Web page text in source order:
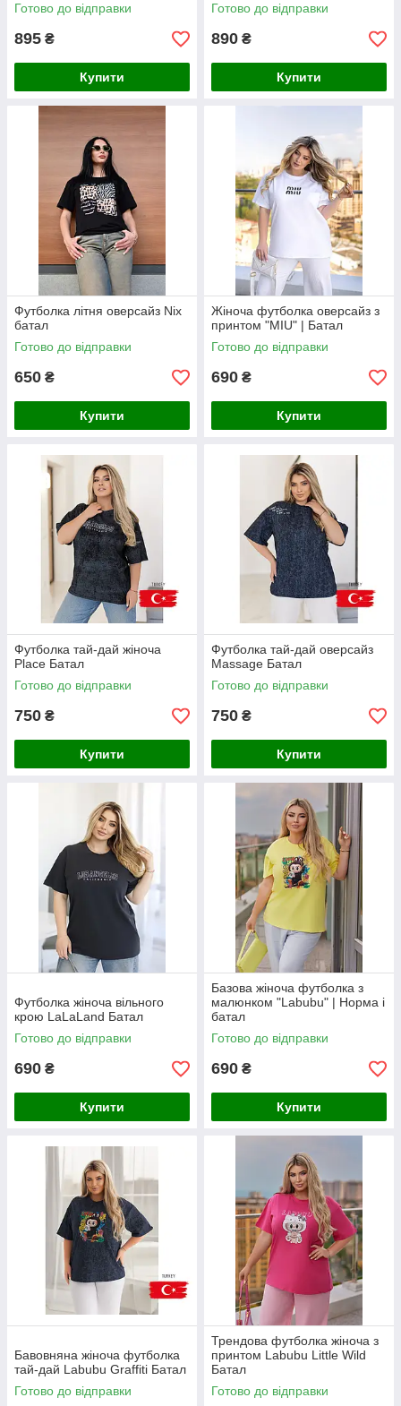
Готово до відправки
895 ₴
Купити
Готово до відправки
890 ₴
Купити
Футболка літня оверсайз Nix
батал
Готово до відправки
650 ₴
Купити
Жіноча футболка оверсайз з
принтом "MIU" | Батал
Готово до відправки
690 ₴
Купити
Футболка тай-дай жіноча
Place Батал
Готово до відправки
750 ₴
Купити
Футболка тай-дай оверсайз
Massage Батал
Готово до відправки
750 ₴
Купити
Футболка жіноча вільного
крою LaLaLand Батал
Готово до відправки
690 ₴
Купити
Базова жіноча футболка з
малюнком "Labubu" | Норма і
батал
Готово до відправки
690 ₴
Купити
Бавовняна жіноча футболка
тай-дай Labubu Graffiti Батал
Готово до відправки
Трендова футболка жіноча з
принтом Labubu Little Wild
Батал
Готово до відправки